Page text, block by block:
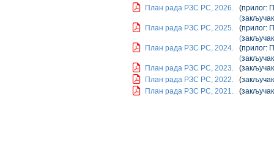
План рада РЗС РС, 2026. (прилог:
(
План рада РЗС РС, 2025.
(прилог:
(
План рада РЗС РС, 2024.
(прилог:
(
План рада РЗС РС, 2023.
(
План рада РЗС РС, 2022.
(
План рада РЗС РС, 2021.
(